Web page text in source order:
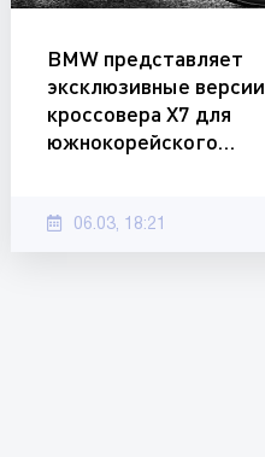
BMW представляет
эксклюзивные версии
кроссовера X7 для
южнокорейского…
06.03, 18:21